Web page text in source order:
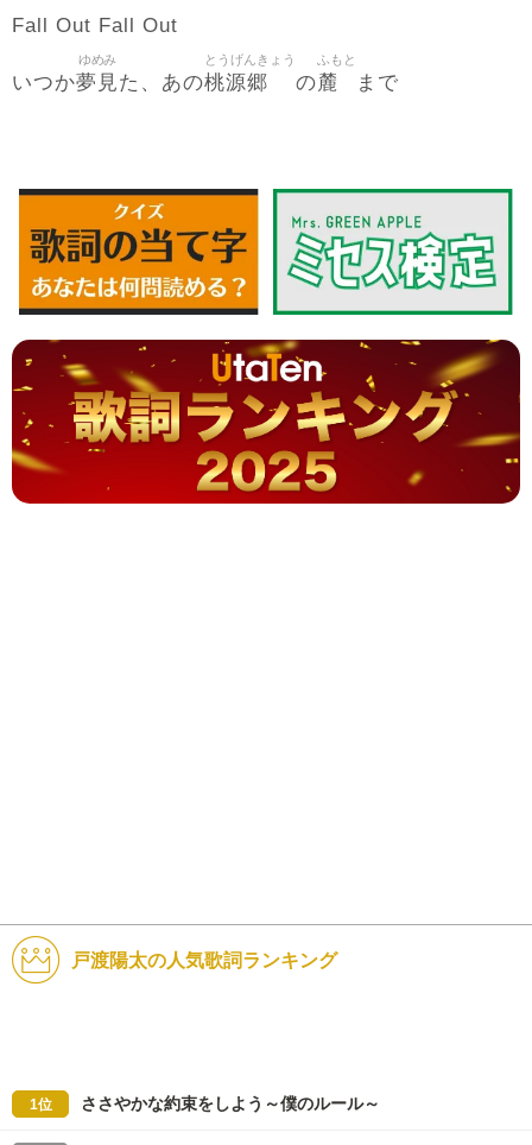
Fall Out Fall Out
いつか夢見
ゆめみ
た、あの桃源郷
とうげんきょう
の麓
ふもと
まで
戸渡陽太の人気歌詞ランキング
1位 ささやかな約束をしよう～僕のルール～